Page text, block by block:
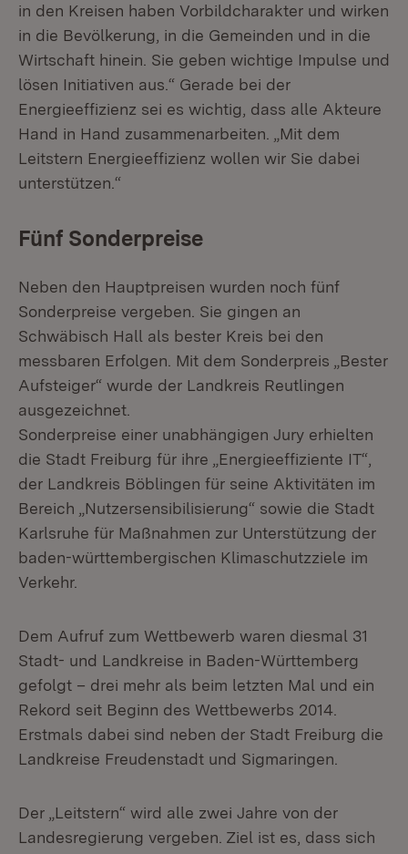
in den Kreisen haben Vorbildcharakter und wirken
in die Bevölkerung, in die Gemeinden und in die
Wirtschaft hinein. Sie geben wichtige Impulse und
lösen Initiativen aus.“ Gerade bei der
Energieeffizienz sei es wichtig, dass alle Akteure
Hand in Hand zusammenarbeiten. „Mit dem
Leitstern Energieeffizienz wollen wir Sie dabei
unterstützen.“
Fünf Sonderpreise
Neben den Hauptpreisen wurden noch fünf
Sonderpreise vergeben. Sie gingen an
Schwäbisch Hall als bester Kreis bei den
messbaren Erfolgen. Mit dem Sonderpreis „Bester
Aufsteiger“ wurde der Landkreis Reutlingen
ausgezeichnet.
Sonderpreise einer unabhängigen Jury erhielten
die Stadt Freiburg für ihre „Energieeffiziente IT“,
der Landkreis Böblingen für seine Aktivitäten im
Bereich „Nutzersensibilisierung“ sowie die Stadt
Karlsruhe für Maßnahmen zur Unterstützung der
baden-württembergischen Klimaschutzziele im
Verkehr.
Dem Aufruf zum Wettbewerb waren diesmal 31
Stadt- und Landkreise in Baden-Württemberg
gefolgt – drei mehr als beim letzten Mal und ein
Rekord seit Beginn des Wettbewerbs 2014.
Erstmals dabei sind neben der Stadt Freiburg die
Landkreise Freudenstadt und Sigmaringen.
Der „Leitstern“ wird alle zwei Jahre von der
Landesregierung vergeben. Ziel ist es, dass sich